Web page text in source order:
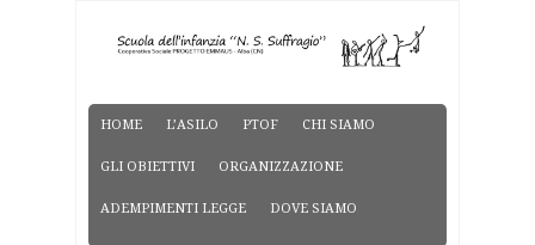
HOME L’ASILO PTOF CHI SIAMO
GLI OBIETTIVI ORGANIZZAZIONE
ADEMPIMENTI LEGGE DOVE SIAMO